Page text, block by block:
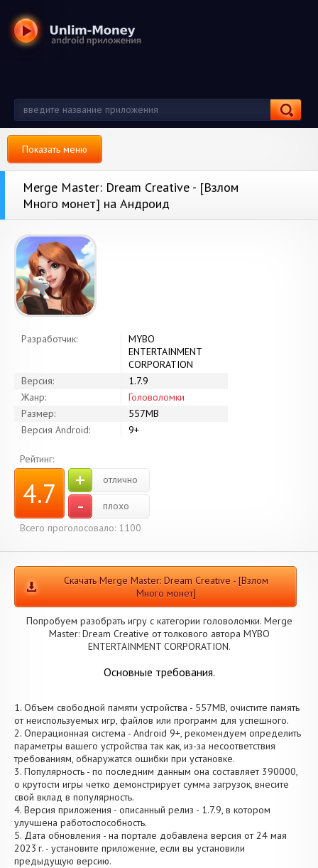
Показать меню
Merge Master: Dream Creative - [Взлом
Много монет] на Андроид
Разработчик:
MYBO
ENTERTAINMENT
CORPORATION
Версия:
1.7.9
Жанр:
Головоломки
Размер:
557MB
Версия Android:
9+
Рейтинг:
4.7 + отлично
-
плохо
Всего проголосовало: 1100
Скачать Merge Master: Dream Creative - [Взлом
Много монет]
Попробуем разобрать игру с категории головоломки. Merge
Master: Dream Creative от толкового автора MYBO
ENTERTAINMENT CORPORATION.
Основные требования.
1. Объем свободной памяти устройства - 557MB, очистите память
от неиспользуемых игр, файлов или программ для успешного.
2. Операционная система - Android 9+, рекомендуем определить
параметры вашего устройства так как, из-за несоответствия
требованиям, обнаружатся ошибки при установке.
3. Популярность - по последним данным она составляет 390000,
о крутости игры четко демонстрирует сумма загрузок, внесите
свой вклад в популярность.
4. Версия приложения - описанный релиз - 1.7.9, в котором
улучшена работоспособность.
5. Дата обновления - на портале добавлена версия от 24 мая
2023 г. - установите приложение, если вы установили
предыдущую версию.